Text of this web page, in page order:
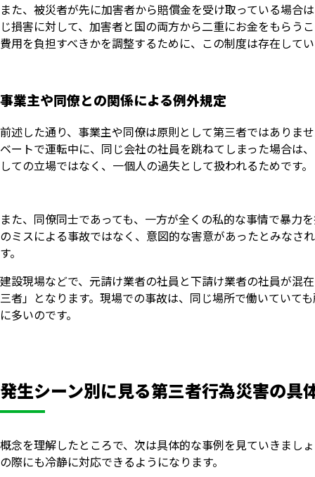
また、被災者が先に加害者から賠償金を受け取っている場合
じ損害に対して、加害者と国の両方から二重にお金をもらう
費用を負担すべきかを調整するために、この制度は存在して
事業主や同僚との関係による例外規定
前述した通り、事業主や同僚は原則として第三者ではありま
ベートで運転中に、同じ会社の社員を跳ねてしまった場合は
しての立場ではなく、一個人の過失として扱われるためです。
また、同僚同士であっても、一方が全くの私的な事情で暴力
のミスによる事故ではなく、意図的な害意があったとみなさ
す。
建設現場などで、元請け業者の社員と下請け業者の社員が混
三者」となります。現場での事故は、同じ場所で働いていて
に多いのです。
発生シーン別に見る第三者行為災害の具
概念を理解したところで、次は具体的な事例を見ていきまし
の際にも冷静に対応できるようになります。